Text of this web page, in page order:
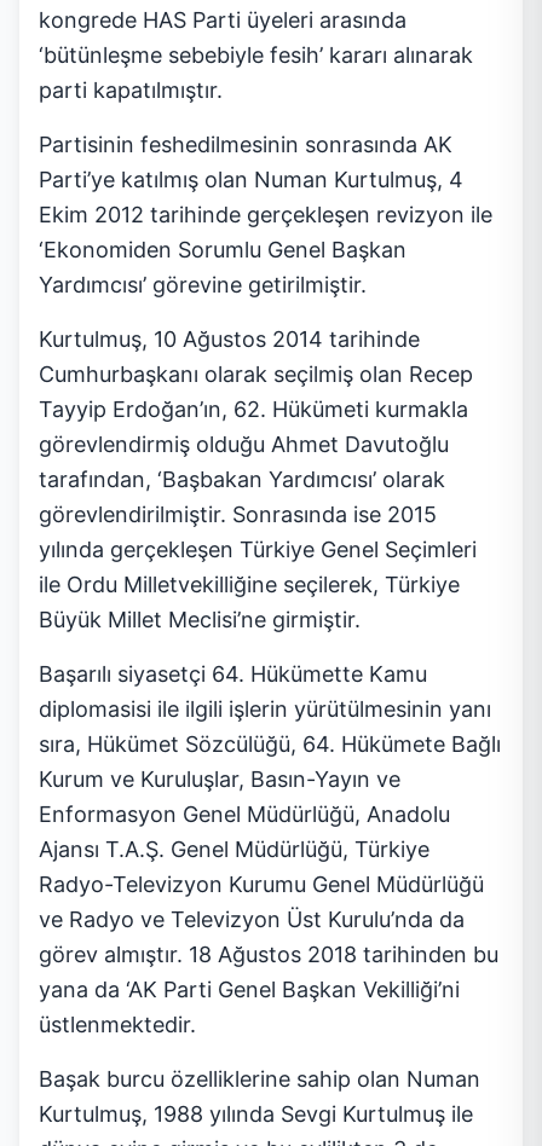
kongrede HAS Parti üyeleri arasında
‘bütünleşme sebebiyle fesih’ kararı alınarak
parti kapatılmıştır.
Partisinin feshedilmesinin sonrasında AK
Parti’ye katılmış olan Numan Kurtulmuş, 4
Ekim 2012 tarihinde gerçekleşen revizyon ile
‘Ekonomiden Sorumlu Genel Başkan
Yardımcısı’ görevine getirilmiştir.
Kurtulmuş, 10 Ağustos 2014 tarihinde
Cumhurbaşkanı olarak seçilmiş olan Recep
Tayyip Erdoğan’ın, 62. Hükümeti kurmakla
görevlendirmiş olduğu Ahmet Davutoğlu
tarafından, ‘Başbakan Yardımcısı’ olarak
görevlendirilmiştir. Sonrasında ise 2015
yılında gerçekleşen Türkiye Genel Seçimleri
ile Ordu Milletvekilliğine seçilerek, Türkiye
Büyük Millet Meclisi’ne girmiştir.
Başarılı siyasetçi 64. Hükümette Kamu
diplomasisi ile ilgili işlerin yürütülmesinin yanı
sıra, Hükümet Sözcülüğü, 64. Hükümete Bağlı
Kurum ve Kuruluşlar, Basın-Yayın ve
Enformasyon Genel Müdürlüğü, Anadolu
Ajansı T.A.Ş. Genel Müdürlüğü, Türkiye
Radyo-Televizyon Kurumu Genel Müdürlüğü
ve Radyo ve Televizyon Üst Kurulu’nda da
görev almıştır. 18 Ağustos 2018 tarihinden bu
yana da ‘AK Parti Genel Başkan Vekilliği’ni
üstlenmektedir.
Başak burcu özelliklerine sahip olan Numan
Kurtulmuş, 1988 yılında Sevgi Kurtulmuş ile